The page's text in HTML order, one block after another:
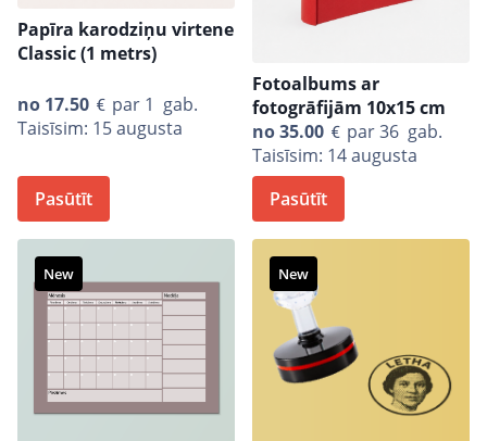
Papīra karodziņu virtene
Classic (1 metrs)
no 17.50
par 1 gab.
Taisīsim: 15 augusta
Pasūtīt
Fotoalbums ar
fotogrāfijām 10x15 cm
no35.00
par 36 gab.
Taisīsim: 14 augusta
Pasūtīt
New New